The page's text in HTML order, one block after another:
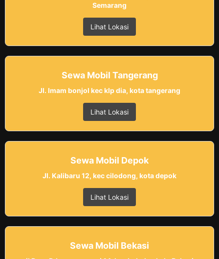
Semarang
Lihat Lokasi
Sewa Mobil Tangerang
Jl. Imam bonjol kec klp dia, kota tangerang
Lihat Lokasi
Sewa Mobil Depok
Jl. Kalibaru 12, kec cilodong, kota depok
Lihat Lokasi
Sewa Mobil Bekasi